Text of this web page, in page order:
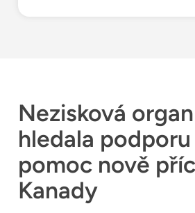
Nezisková
hledala
pomoc nově
Kanady